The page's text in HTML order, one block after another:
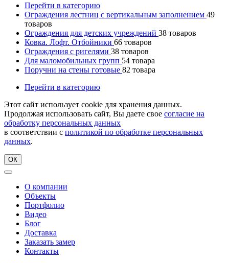
Перейти в категорию
Ограждения лестниц с вертикальным заполнением 49
товаров
Ограждения для детских учреждений 38 товаров
Ковка. Лофт. Отбойники 66 товаров
Ограждения с ригелями 38 товаров
Для маломобильных групп 54 товара
Поручни на стены готовые 82 товара
Перейти в категорию
Этот сайт использует cookie для хранения данных.
Продолжая использовать сайт, Вы даете свое согласие на
обработку персональных данных
в соответствии с политикой по обработке персональных
данных.
ОК
О компании
Объекты
Портфолио
Видео
Блог
Доставка
Заказать замер
Контакты